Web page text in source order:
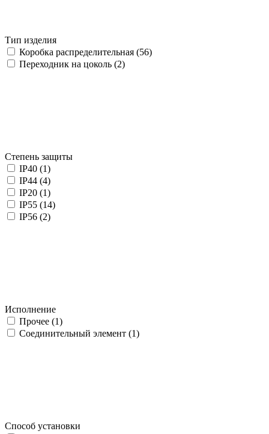
Тип изделия
Коробка распределительная (56)
Переходник на цоколь (2)
Степень защиты
IP40 (1)
IP44 (4)
IP20 (1)
IP55 (14)
IP56 (2)
Исполнение
Прочее (1)
Соединительный элемент (1)
Способ установки